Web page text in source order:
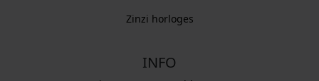
Zinzi horloges
INFO